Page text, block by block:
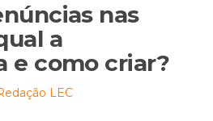
nas
a
e como criar?
LEC